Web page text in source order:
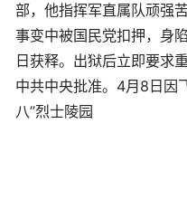
部，他指挥军直属队顽强
事变中被国民党扣押，身
日获释。出狱后立即要求
中共中央批准。4月8日因
八”烈士陵园